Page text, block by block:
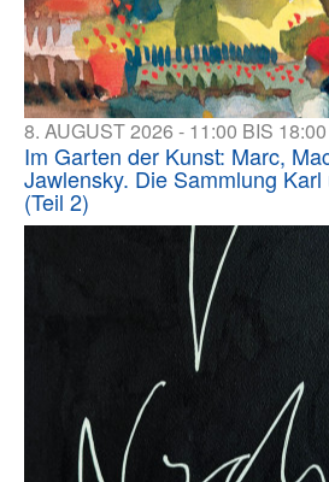
8. AUGUST 2026 - 11:00 BIS
Im Garten der Kunst: Marc,
Jawlensky. Die Sammlung
(Teil 2)